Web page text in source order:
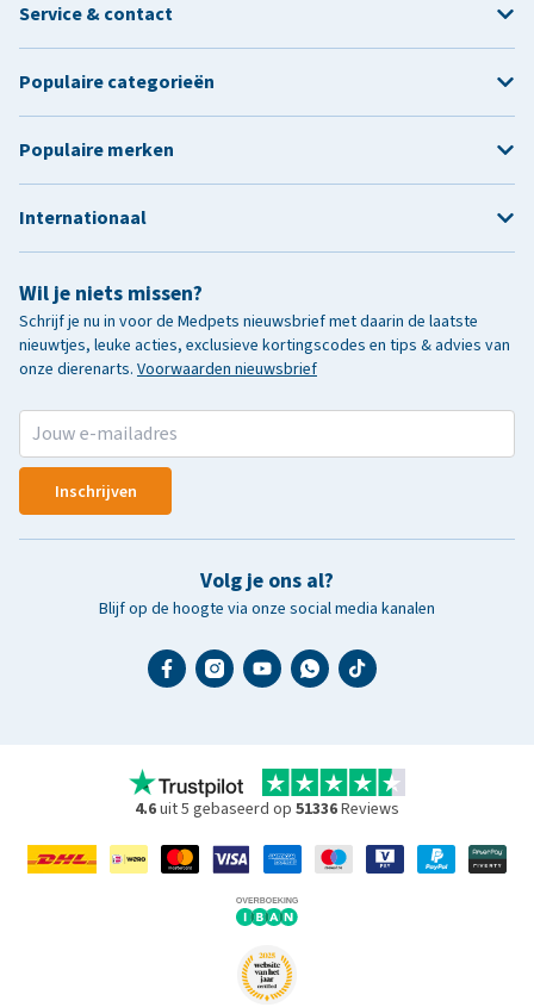
Wil je niets missen?
Schrijf je nu in voor de Medpets nieuwsbrief met daarin de laatste
nieuwtjes, leuke acties, exclusieve kortingscodes en tips & advies van
onze dierenarts. Voorwaarden nieuwsbrief
Inschrijven
Volg je ons al?
Blijf op de hoogte via onze social media kanalen
Service & contact
Populaire categorieën
Populaire merken
Internationaal
4.6uit 5 gebaseerd op 51336Reviews